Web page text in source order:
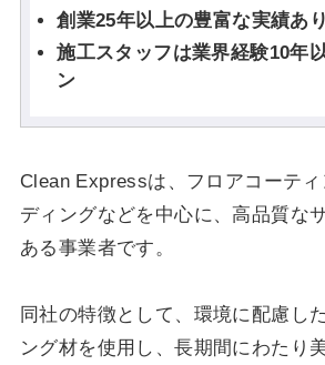
創業25年以上の豊富な実績あり
施工スタッフは業界経験10年
ン
Clean Expressは、フロアコーテ
ディングなどを中心に、高品質な
ある事業者です。
同社の特徴として、環境に配慮し
ング材を使用し、長期間にわたり